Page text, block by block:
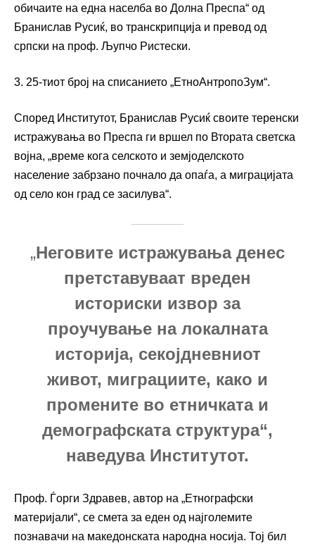
обичаите на една населба во Долна Преспа“ од
Бранислав Русиќ, во транскрипција и превод од
српски на проф. Љупчо Ристески.
3. 25-тиот број на списанието „ЕтноАнтропоЗум“.
Според Институтот, Бранислав Русиќ своите теренски
истражувања во Преспа ги вршел по Втората светска
војна, „време кога селското и земјоделското
население забрзано почнало да опаѓа, а миграцијата
од село кон град се засилува“.
„Неговите истражувања денес
претставуваат вреден
историски извор за
проучување на локалната
историја, секојдневниот
живот, миграциите, како и
промените во етничката и
демографската структура“,
наведува Институтот.
Проф. Ѓорги Здравев, автор на „Етнографски
материјали“, се смета за еден од најголемите
познавачи на македонската народна носија. Тој бил